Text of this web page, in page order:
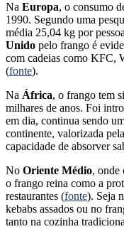
Na Europa, o consumo
1990. Segundo uma
média 25,04 kg por
Unido pelo frango é
com cadeias como KFC,
(fonte).
Na África, o frango tem
milhares de anos. Foi
em dia, continua sendo
continente, valorizada
capacidade de absorver
No Oriente Médio, onde
o frango reina como a
restaurantes (fonte). Seja
kebabs assados ou no
tanto na cozinha